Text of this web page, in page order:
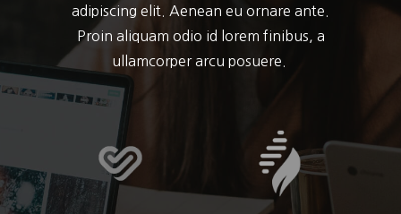
adipiscing elit. Aenean eu ornare ante.
Proin aliquam odio id lorem finibus, a
ullamcorper arcu posuere.